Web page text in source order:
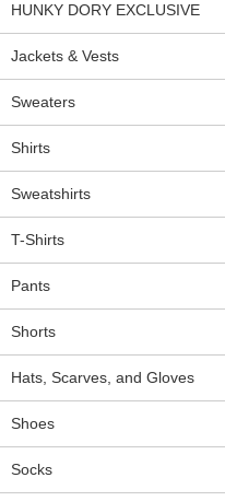
HUNKY DORY EXCLUSIVE
Jackets & Vests
Sweaters
Shirts
Sweatshirts
T-Shirts
Pants
Shorts
Hats, Scarves, and Gloves
Shoes
Socks